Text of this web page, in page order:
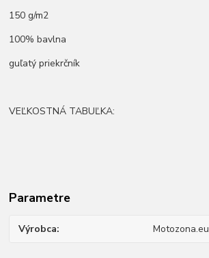
150 g/m2
100% bavlna
guľatý priekrčník
VEĽKOSTNÁ TABUĽKA:
Parametre
Výrobca Motozona.eu